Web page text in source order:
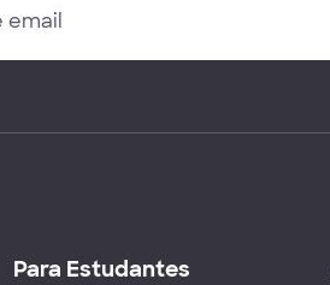
Para Estudantes